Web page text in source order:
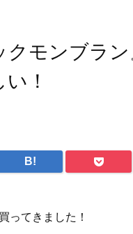
モンブラン
！
B!
ってきました！